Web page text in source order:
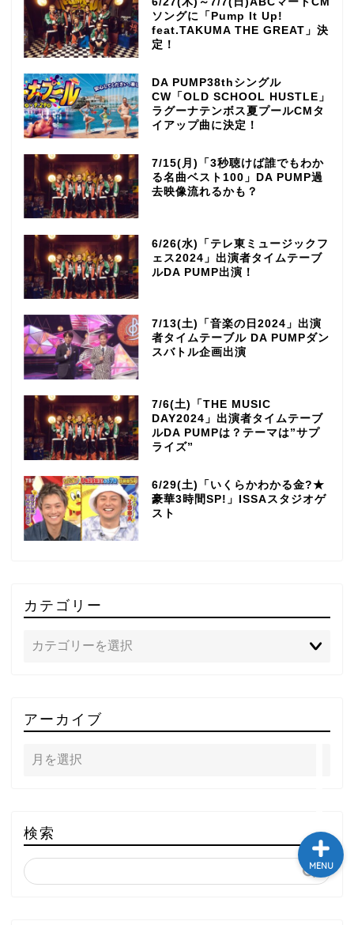
ソングに「Pump It Up!
feat.TAKUMA THE GREAT」決
定！
DA PUMP38thシングル
CW「OLD SCHOOL HUSTLE」
ラグーナテンボス夏プールCMタ
イアップ曲に決定！
7/15(月)「3秒聴けば誰でもわか
る名曲ベスト100」DA PUMP過
去映像流れるかも？
6/26(水)「テレ東ミュージックフ
ェス2024」出演者タイムテーブ
ルDA PUMP出演！
7/13(土)「音楽の日2024」出演
者タイムテーブル DA PUMPダン
スバトル企画出演
7/6(土)「THE MUSIC
DAY2024」出演者タイムテーブ
ルDA PUMPは？テーマは”サプ
ライズ”
6/29(土)「いくらかわかる金?★
豪華3時間SP!」ISSAスタジオゲ
スト
カテゴリー
アーカイブ
検索
MENU